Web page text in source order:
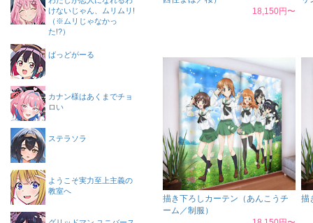
18,150円〜
描き下ろしカーテン（あんこうチ
ーム／制服）
描
けないじゃん、ムリムリ!
（※ムリじゃなかっ
た!?）
ばっどがーる
カナン様はあくまでチョ
ロい
ステラソラ
ようこそ実力至上主義の
教室へ